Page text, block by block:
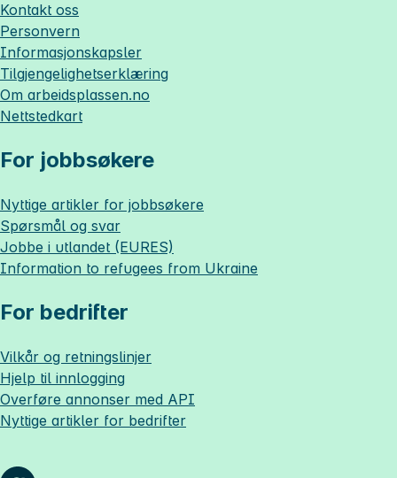
Kontakt oss
Personvern
Informasjonskapsler
Tilgjengelighetserklæring
Om arbeidsplassen.no
Nettstedkart
For jobbsøkere
Nyttige artikler for jobbsøkere
Spørsmål og svar
Jobbe i utlandet (EURES)
Information to refugees from Ukraine
For bedrifter
Vilkår og retningslinjer
Hjelp til innlogging
Overføre annonser med API
Nyttige artikler for bedrifter